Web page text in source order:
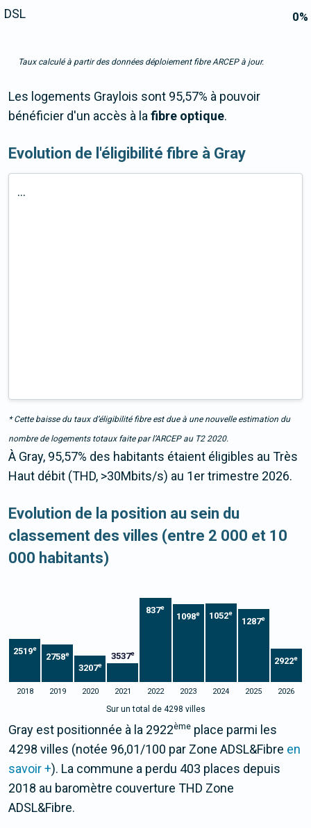
0%
DSL
Taux calculé à partir des données déploiement fibre ARCEP à jour.
Les logements Graylois sont 95,57% à pouvoir
bénéficier d'un accès à lafibre optique.
Evolution de l'éligibilité fibre à Gray
...
* Cette baisse du taux d’éligibilité fibre est due à une nouvelle estimation du
nombre de logements totaux faite par l’ARCEP au T2 2020.
À Gray, 95,57% des habitants étaient éligibles au Très
Haut débit (THD, >30Mbits/s) au 1er trimestre 2026.
Evolution de la position au sein du
classement des villes (entre 2 000 et 10
000 habitants)
2519e
2758e
3207e
3537e
837e
1098e 1052e
1287e
2922e
2018 2019 2020 2021 2022 2023 2024 2025 2026
Sur un total de 4298 villes
Gray est positionnée à la 2922ème place parmi les
4 298 villes (notée 96,01/100 par Zone ADSL&Fibre en
savoir +). La commune a perdu 403 places depuis
2018 au baromètre couverture THD Zone
ADSL&Fibre.